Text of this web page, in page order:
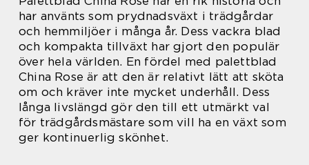
har använts som prydnadsväxt i trädgårdar
och hemmiljöer i många år. Dess vackra blad
och kompakta tillväxt har gjort den populär
över hela världen. En fördel med palettblad
China Rose är att den är relativt lätt att sköta
om och kräver inte mycket underhåll. Dess
långa livslängd gör den till ett utmärkt val
för trädgårdsmästare som vill ha en växt som
ger kontinuerlig skönhet.